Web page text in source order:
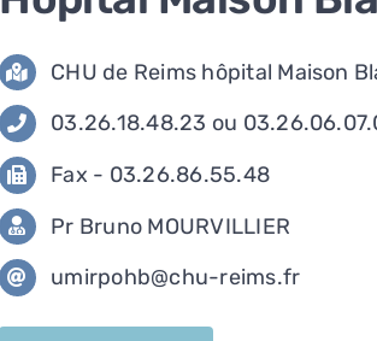
CHU de Reims hôpital Maison
03.26.18.48.23 ou
Fax - 03.26.86.55.48
Pr Bruno MOURVILLIER
umirpohb@chu-reims.fr